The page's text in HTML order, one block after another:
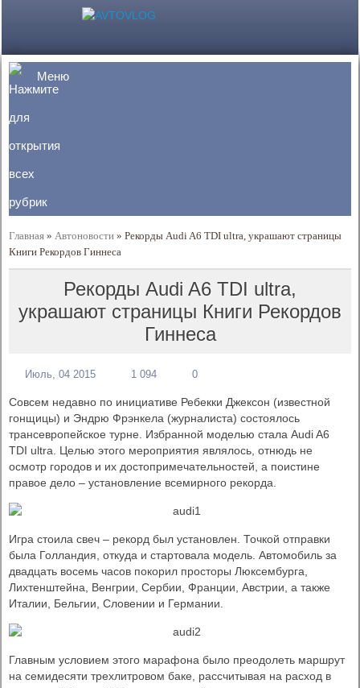
Меню
Главная » Автоновости »Рекорды Audi A6 TDI ultra, украшают страницы
Книги Рекордов Гиннеса
Рекорды Audi A6 TDI ultra,
украшают страницы Книги Рекордов
Гиннеса
Июль, 04 2015 1 094 0
Совсем недавно по инициативе Ребекки Джексон (известной
гонщицы) и Эндрю Фрэнкела (журналиста) состоялось
трансевропейское турне. Избранной моделью стала Audi A6
TDI ultra. Целью этого мероприятия являлось, отнюдь не
осмотр городов и их достопримечательностей, а поистине
правое дело – установление всемирного рекорда.
Игра стоила свеч – рекорд был установлен. Точкой отправки
была Голландия, откуда и стартовала модель. Автомобиль за
двадцать восемь часов покорил просторы Люксембурга,
Лихтенштейна, Венгрии, Сербии, Франции, Австрии, а также
Италии, Бельгии, Словении и Германии.
Главным условием этого марафона было преодолеть маршрут
на семидесяти трехлитровом баке, рассчитывая на расход в